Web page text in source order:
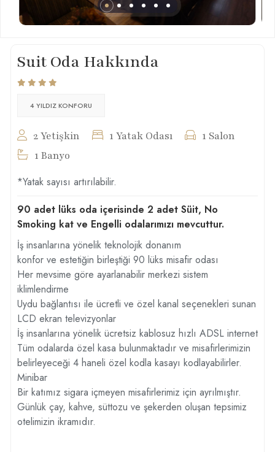
Suit Oda Hakkında
4 YILDIZ KONFORU
2 Yetişkin 1 Yatak Odası
1 Salon
1 Banyo
*Yatak sayısı artırılabilir.
90 adet lüks oda içerisinde 2 adet Süit, No
Smoking kat ve Engelli odalarımızı mevcuttur.
İş insanlarına yönelik teknolojik donanım
konfor ve estetiğin birleştiği 90 lüks misafir odası
Her mevsime göre ayarlanabilir merkezi sistem
iklimlendirme
Uydu bağlantısı ile ücretli ve özel kanal seçenekleri sunan
LCD ekran televizyonlar
İş insanlarına yönelik ücretsiz kablosuz hızlı ADSL internet
Tüm odalarda özel kasa bulunmaktadır ve misafirlerimizin
belirleyeceği 4 haneli özel kodla kasayı kodlayabilirler.
Minibar
Bir katımız sigara içmeyen misafirlerimiz için ayrılmıştır.
Günlük çay, kahve, süttozu ve şekerden oluşan tepsimiz
otelimizin ikramıdır.